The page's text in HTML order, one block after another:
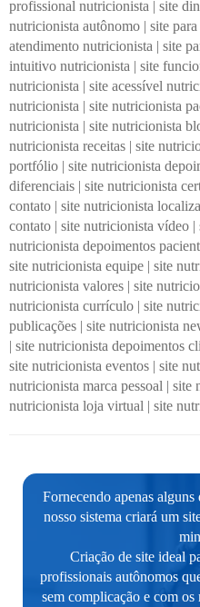
profissional nutricionista | site
nutricionista autônomo | site
atendimento nutricionista | site
intuitivo nutricionista | site
nutricionista | site acessível
nutricionista | site nutricionista
nutricionista | site nutricionista
nutricionista receitas | site
portfólio | site nutricionista
diferenciais | site nutricionista
contato | site nutricionista
contato | site nutricionista vídeo |
nutricionista depoimentos
site nutricionista equipe | site
nutricionista valores | site
nutricionista currículo | site
publicações | site nutricionista
| site nutricionista depoimentos
site nutricionista eventos | site
nutricionista marca pessoal | site
nutricionista loja virtual | site
Fornecendo apenas
nosso sistema criará um
Criação de site ideal
profissionais autônomos
sem complicação e com